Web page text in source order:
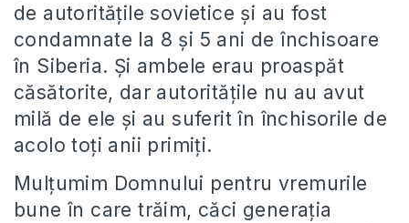
de autoritățile sovietice și au fost
condamnate la 8 și 5 ani de închisoare
în Siberia. Și ambele erau proaspăt
căsătorite, dar autoritățile nu au avut
milă de ele și au suferit în închisorile de
acolo toți anii primiți.
Mulțumim Domnului pentru vremurile
bune în care trăim, căci generația